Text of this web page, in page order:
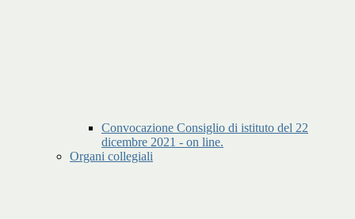
Convocazione Consiglio di istituto del 22
dicembre 2021 - on line.
Organi collegiali